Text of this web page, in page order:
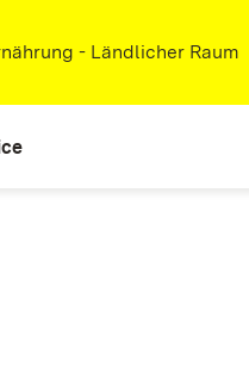
- Ländlicher Raum